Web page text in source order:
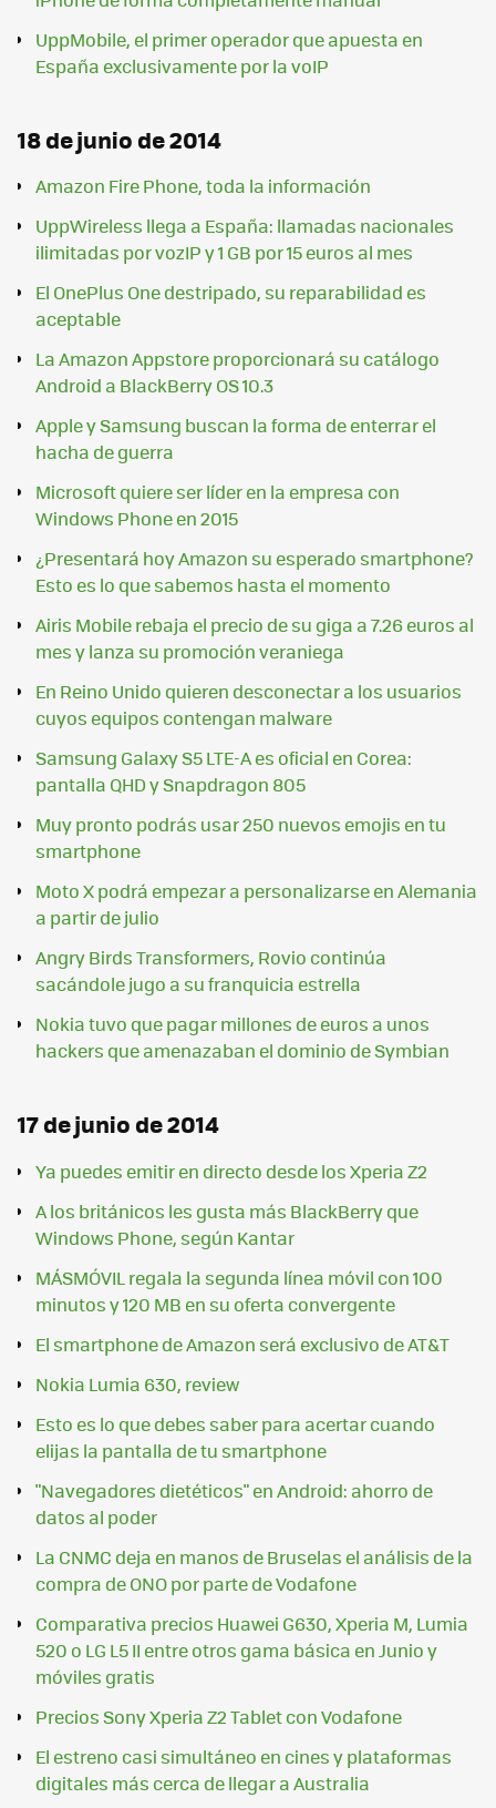
UppMobile, el primer operador que apuesta en
España exclusivamente por la voIP
18 de junio de 2014
Amazon Fire Phone, toda la información
UppWireless llega a España: llamadas nacionales
ilimitadas por vozIP y 1 GB por 15 euros al mes
El OnePlus One destripado, su reparabilidad es
aceptable
La Amazon Appstore proporcionará su catálogo
Android a BlackBerry OS 10.3
Apple y Samsung buscan la forma de enterrar el
hacha de guerra
Microsoft quiere ser líder en la empresa con
Windows Phone en 2015
¿Presentará hoy Amazon su esperado smartphone?
Esto es lo que sabemos hasta el momento
Airis Mobile rebaja el precio de su giga a 7.26 euros al
mes y lanza su promoción veraniega
En Reino Unido quieren desconectar a los usuarios
cuyos equipos contengan malware
Samsung Galaxy S5 LTE-A es oficial en Corea:
pantalla QHD y Snapdragon 805
Muy pronto podrás usar 250 nuevos emojis en tu
smartphone
Moto X podrá empezar a personalizarse en Alemania
a partir de julio
Angry Birds Transformers, Rovio continúa
sacándole jugo a su franquicia estrella
Nokia tuvo que pagar millones de euros a unos
hackers que amenazaban el dominio de Symbian
17 de junio de 2014
Ya puedes emitir en directo desde los Xperia Z2
A los británicos les gusta más BlackBerry que
Windows Phone, según Kantar
MÁSMÓVIL regala la segunda línea móvil con 100
minutos y 120 MB en su oferta convergente
El smartphone de Amazon será exclusivo de AT&T
Nokia Lumia 630, review
Esto es lo que debes saber para acertar cuando
elijas la pantalla de tu smartphone
"Navegadores dietéticos" en Android: ahorro de
datos al poder
La CNMC deja en manos de Bruselas el análisis de la
compra de ONO por parte de Vodafone
Comparativa precios Huawei G630, Xperia M, Lumia
520 o LG L5 II entre otros gama básica en Junio y
móviles gratis
Precios Sony Xperia Z2 Tablet con Vodafone
El estreno casi simultáneo en cines y plataformas
digitales más cerca de llegar a Australia